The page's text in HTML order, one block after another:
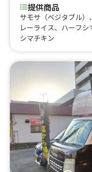
提供商品
サモサ（ベジタブル
レーライス、ハーフシ
シマチキン